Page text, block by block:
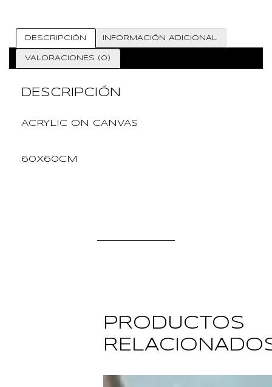
DESCRIPCIÓN INFORMACIÓN ADICIONAL
VALORACIONES (0)
DESCRIPCIÓN
ACRYLIC ON CANVAS
60X60CM
PRODUCTOS